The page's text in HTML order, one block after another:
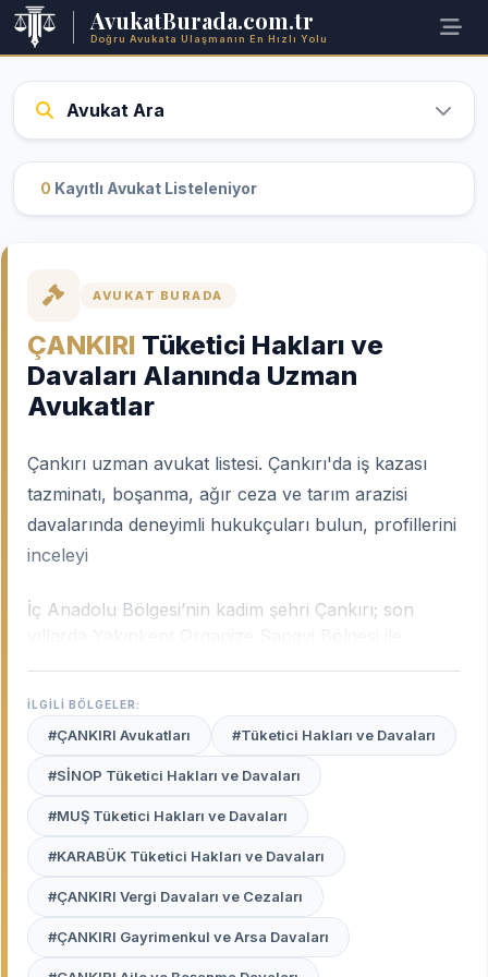
AvukatBurada.com.tr
Doğru Avukata Ulaşmanın En Hızlı Yolu
Avukat Ara
0 Kayıtlı Avukat Listeleniyor
AVUKAT BURADA
ÇANKIRI Tüketici Hakları ve
Davaları Alanında Uzman
Avukatlar
Çankırı uzman avukat listesi. Çankırı'da iş kazası
tazminatı, boşanma, ağır ceza ve tarım arazisi
davalarında deneyimli hukukçuları bulun, profillerini
inceleyi
İç Anadolu Bölgesi’nin kadim şehri Çankırı; son
kavuşmuştur. Şehrin bu değişen çehresi; sanayi
tesislerindeki iş hukuku uyuşmazlıklarından tarımsal
mülkiyet davalarına, aile hukukundan icra
süreçlerine kadar geniş bir yelpazede yerel tecrübe
gerektirir.Çankırı uzman avukatları
karakteristik yapısını, yerel yönetim pratiklerini ve
Çankırı Adliyesi’nin işleyişini en iyi bilen
profesyonellerdir.
Avukat Buradaplatformu, Çankırı merkez ve
ilçelerinde (Çerkeş, Ilgaz, Orta vb.) haklarınızı
İLGİLİ BÖLGELER:
#ÇANKIRI Avukatları #Tüketici Hakları ve Davaları
#SİNOP Tüketici Hakları ve Davaları
#MUŞ Tüketici Hakları ve Davaları
#KARABÜK Tüketici Hakları ve Davaları
#ÇANKIRI Vergi Davaları ve Cezaları
#ÇANKIRI Gayrimenkul ve Arsa Davaları